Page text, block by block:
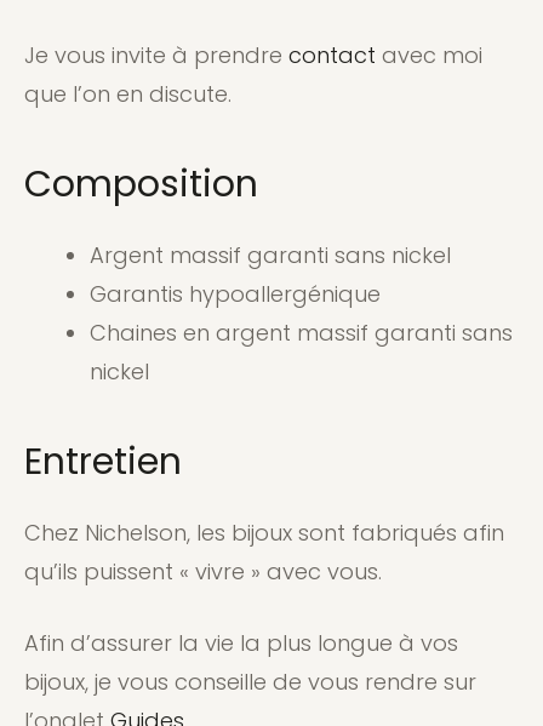
Je vous invite à prendre contact avec moi
que l’on en discute.
Composition
Argent massif garanti sans nickel
Garantis hypoallergénique
Chaines en argent massif garanti sans
nickel
Entretien
Chez Nichelson, les bijoux sont fabriqués afin
qu’ils puissent « vivre » avec vous.
Afin d’assurer la vie la plus longue à vos
bijoux, je vous conseille de vous rendre sur